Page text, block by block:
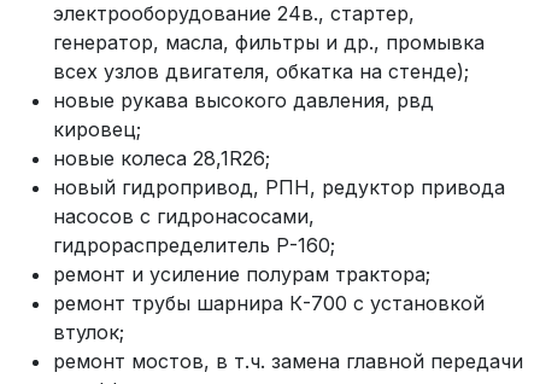
электрооборудование 24в., стартер,
генератор, масла, фильтры и др., промывка
всех узлов двигателя, обкатка на стенде);
новые рукава высокого давления, рвд
кировец;
новые колеса 28,1R26;
новый гидропривод, РПН, редуктор привода
насосов с гидронасосами,
гидрораспределитель Р-160;
ремонт и усиление полурам трактора;
ремонт трубы шарнира К-700 с установкой
втулок;
ремонт мостов, в т.ч. замена главной передачи